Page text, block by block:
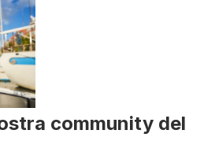
community del